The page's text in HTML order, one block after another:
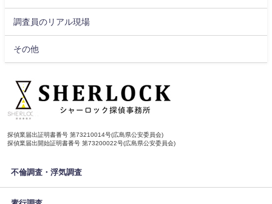
調査員のリアル現場
その他
探偵業届出証明書番号 第73210014号(広島県公安委員会)
探偵業届出開始証明書番号 第73200022号(広島県公安委員会)
不倫調査・浮気調査